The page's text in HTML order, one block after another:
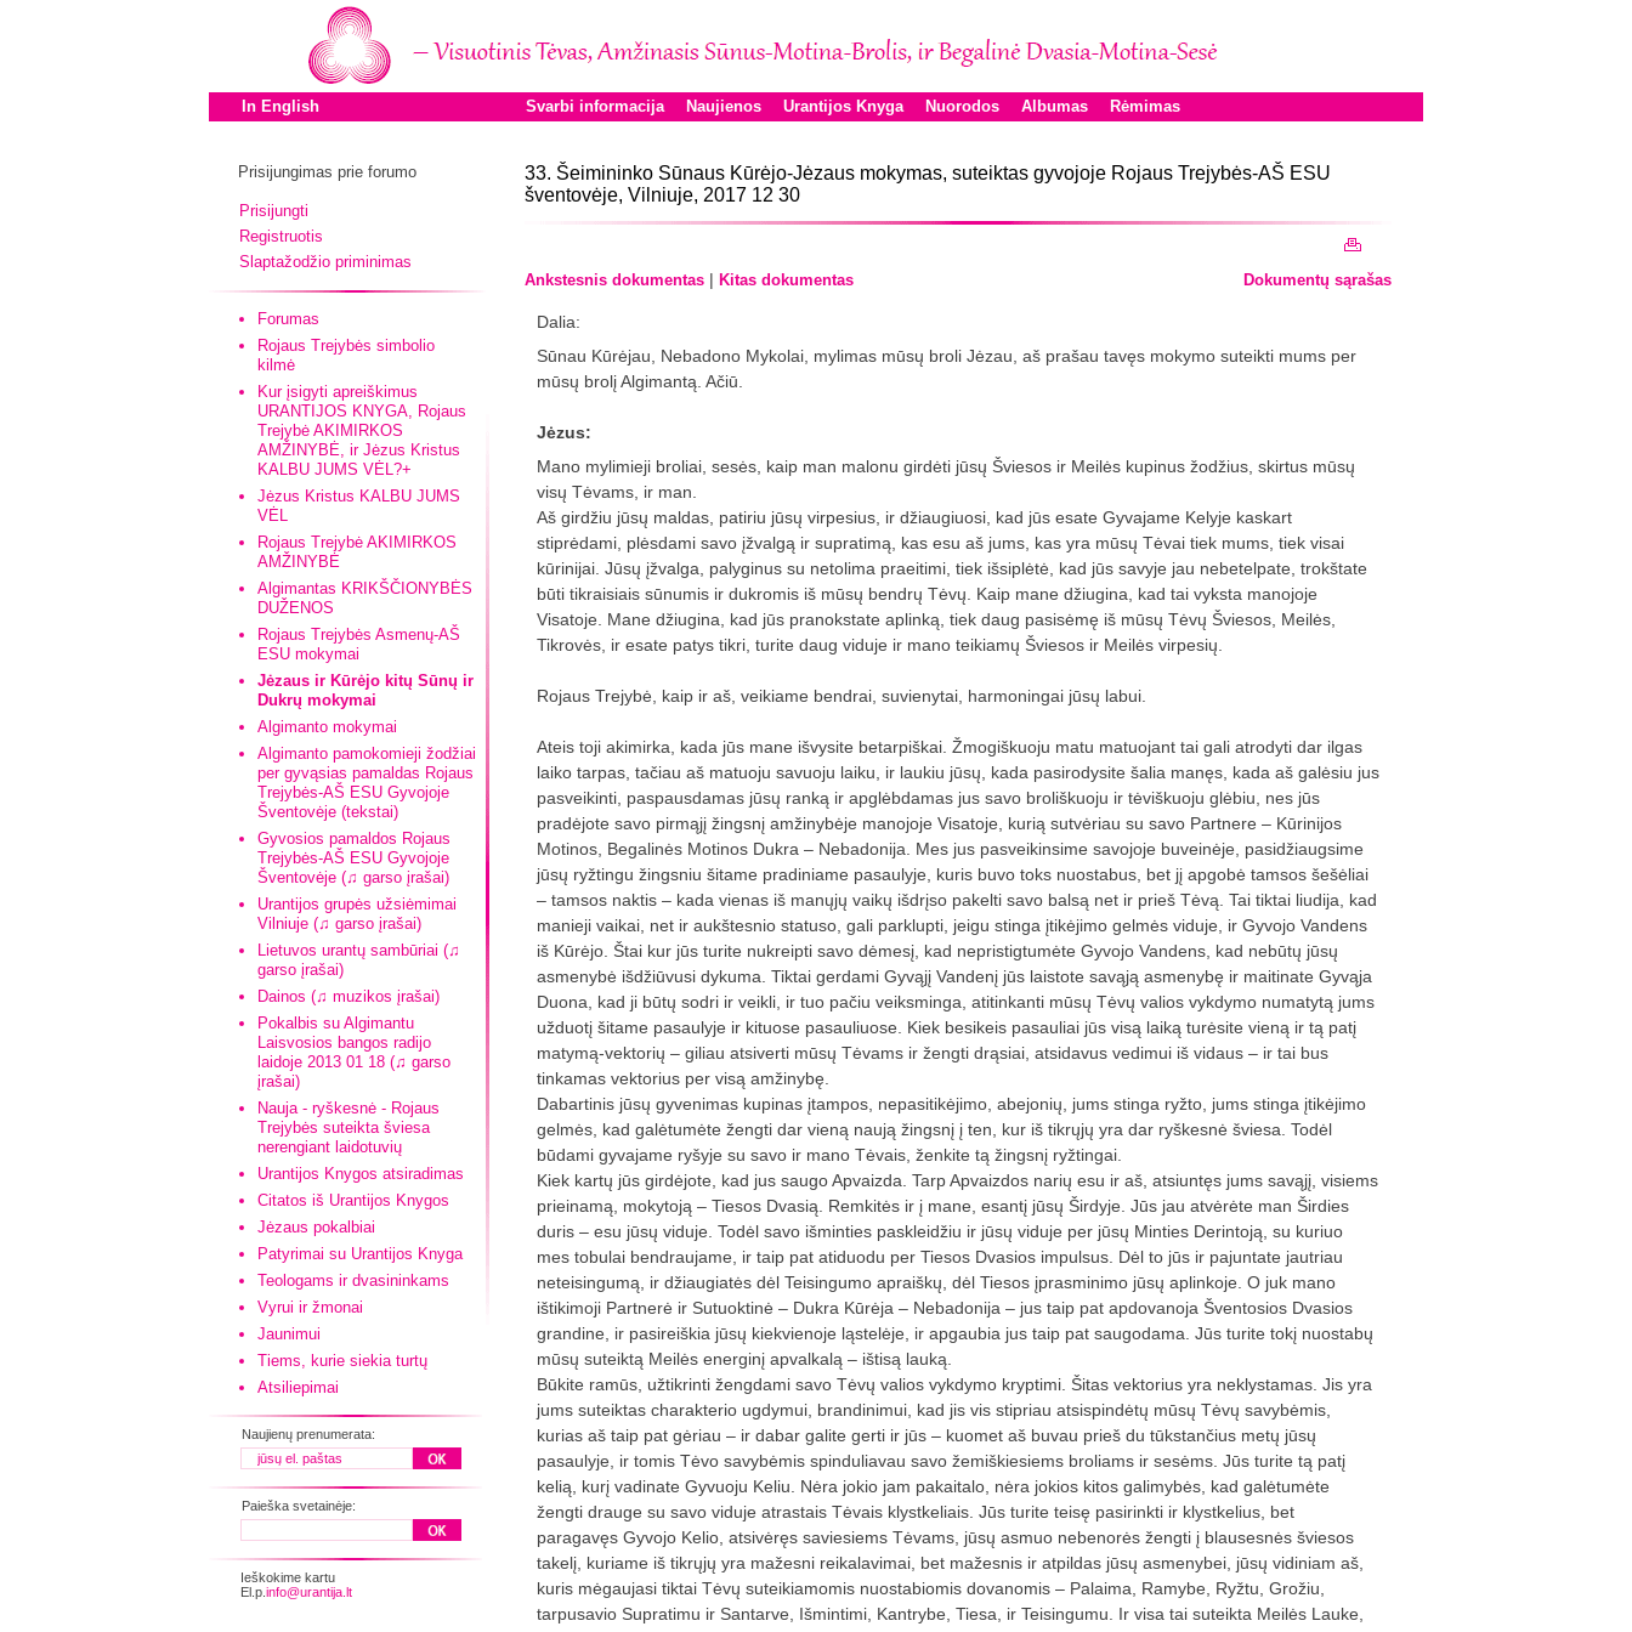
In English Svarbi informacija Naujienos Urantijos Knyga Nuorodos Albumas Rėmimas
Prisijungimas prie forumo
Prisijungti
Registruotis
Slaptažodžio priminimas
Forumas
Rojaus Trejybės simbolio
kilmė
Kur įsigyti apreiškimus
URANTIJOS KNYGA, Rojaus
Trejybė AKIMIRKOS
AMŽINYBĖ, ir Jėzus Kristus
KALBU JUMS VĖL?+
Jėzus Kristus KALBU JUMS
VĖL
Rojaus Trejybė AKIMIRKOS
AMŽINYBĖ
Algimantas KRIKŠČIONYBĖS
DUŽENOS
Rojaus Trejybės Asmenų-AŠ
ESU mokymai
Jėzaus ir Kūrėjo kitų Sūnų ir
Dukrų mokymai
Algimanto mokymai
Algimanto pamokomieji žodžiai
per gyvąsias pamaldas Rojaus
Trejybės-AŠ ESU Gyvojoje
Šventovėje (tekstai)
Gyvosios pamaldos Rojaus
Trejybės-AŠ ESU Gyvojoje
Šventovėje (♫ garso įrašai)
Urantijos grupės užsiėmimai
Vilniuje (♫ garso įrašai)
Lietuvos urantų sambūriai (♫
garso įrašai)
Dainos (♫ muzikos įrašai)
Pokalbis su Algimantu
Laisvosios bangos radijo
laidoje 2013 01 18 (♫ garso
įrašai)
Nauja - ryškesnė - Rojaus
Trejybės suteikta šviesa
nerengiant laidotuvių
Urantijos Knygos atsiradimas
Citatos iš Urantijos Knygos
Jėzaus pokalbiai
Patyrimai su Urantijos Knyga
Teologams ir dvasininkams
Vyrui ir žmonai
Jaunimui
Tiems, kurie siekia turtų
Atsiliepimai
Naujienų prenumerata:
Paieška svetainėje:
Ieškokime kartu
El.p. info@urantija.lt
33. Šeimininko Sūnaus Kūrėjo-Jėzaus mokymas, suteiktas gyvojoje Rojaus Trejybės-AŠ ESU
šventovėje, Vilniuje, 2017 12 30
Ankstesnis dokumentas | Kitas dokumentas Dokumentų sąrašas
Dalia:
Sūnau Kūrėjau, Nebadono Mykolai, mylimas mūsų broli Jėzau, aš prašau tavęs mokymo suteikti mums per
mūsų brolį Algimantą. Ačiū.
Jėzus:
Mano mylimieji broliai, sesės, kaip man malonu girdėti jūsų Šviesos ir Meilės kupinus žodžius, skirtus mūsų
visų Tėvams, ir man.
Aš girdžiu jūsų maldas, patiriu jūsų virpesius, ir džiaugiuosi, kad jūs esate Gyvajame Kelyje kaskart
stiprėdami, plėsdami savo įžvalgą ir supratimą, kas esu aš jums, kas yra mūsų Tėvai tiek mums, tiek visai
kūrinijai. Jūsų įžvalga, palyginus su netolima praeitimi, tiek išsiplėtė, kad jūs savyje jau nebetelpate, trokštate
būti tikraisiais sūnumis ir dukromis iš mūsų bendrų Tėvų. Kaip mane džiugina, kad tai vyksta manojoje
Visatoje. Mane džiugina, kad jūs pranokstate aplinką, tiek daug pasisėmę iš mūsų Tėvų Šviesos, Meilės,
Tikrovės, ir esate patys tikri, turite daug viduje ir mano teikiamų Šviesos ir Meilės virpesių.
Rojaus Trejybė, kaip ir aš, veikiame bendrai, suvienytai, harmoningai jūsų labui.
Ateis toji akimirka, kada jūs mane išvysite betarpiškai. Žmogiškuoju matu matuojant tai gali atrodyti dar ilgas
laiko tarpas, tačiau aš matuoju savuoju laiku, ir laukiu jūsų, kada pasirodysite šalia manęs, kada aš galėsiu jus
pasveikinti, paspausdamas jūsų ranką ir apglėbdamas jus savo broliškuoju ir tėviškuoju glėbiu, nes jūs
pradėjote savo pirmąjį žingsnį amžinybėje manojoje Visatoje, kurią sutvėriau su savo Partnere – Kūrinijos
Motinos, Begalinės Motinos Dukra – Nebadonija. Mes jus pasveikinsime savojoje buveinėje, pasidžiaugsime
jūsų ryžtingu žingsniu šitame pradiniame pasaulyje, kuris buvo toks nuostabus, bet jį apgobė tamsos šešėliai
– tamsos naktis – kada vienas iš manųjų vaikų išdrįso pakelti savo balsą net ir prieš Tėvą. Tai tiktai liudija, kad
manieji vaikai, net ir aukštesnio statuso, gali parklupti, jeigu stinga įtikėjimo gelmės viduje, ir Gyvojo Vandens
iš Kūrėjo. Štai kur jūs turite nukreipti savo dėmesį, kad nepristigtumėte Gyvojo Vandens, kad nebūtų jūsų
asmenybė išdžiūvusi dykuma. Tiktai gerdami Gyvąjį Vandenį jūs laistote savąją asmenybę ir maitinate Gyvąja
Duona, kad ji būtų sodri ir veikli, ir tuo pačiu veiksminga, atitinkanti mūsų Tėvų valios vykdymo numatytą jums
užduotį šitame pasaulyje ir kituose pasauliuose. Kiek besikeis pasauliai jūs visą laiką turėsite vieną ir tą patį
matymą-vektorių – giliau atsiverti mūsų Tėvams ir žengti drąsiai, atsidavus vedimui iš vidaus – ir tai bus
tinkamas vektorius per visą amžinybę.
Dabartinis jūsų gyvenimas kupinas įtampos, nepasitikėjimo, abejonių, jums stinga ryžto, jums stinga įtikėjimo
gelmės, kad galėtumėte žengti dar vieną naują žingsnį į ten, kur iš tikrųjų yra dar ryškesnė šviesa. Todėl
būdami gyvajame ryšyje su savo ir mano Tėvais, ženkite tą žingsnį ryžtingai.
Kiek kartų jūs girdėjote, kad jus saugo Apvaizda. Tarp Apvaizdos narių esu ir aš, atsiuntęs jums savąjį, visiems
prieinamą, mokytoją – Tiesos Dvasią. Remkitės ir į mane, esantį jūsų Širdyje. Jūs jau atvėrėte man Širdies
duris – esu jūsų viduje. Todėl savo išminties paskleidžiu ir jūsų viduje per jūsų Minties Derintoją, su kuriuo
mes tobulai bendraujame, ir taip pat atiduodu per Tiesos Dvasios impulsus. Dėl to jūs ir pajuntate jautriau
neteisingumą, ir džiaugiatės dėl Teisingumo apraiškų, dėl Tiesos įprasminimo jūsų aplinkoje. O juk mano
ištikimoji Partnerė ir Sutuoktinė – Dukra Kūrėja – Nebadonija – jus taip pat apdovanoja Šventosios Dvasios
grandine, ir pasireiškia jūsų kiekvienoje ląstelėje, ir apgaubia jus taip pat saugodama. Jūs turite tokį nuostabų
mūsų suteiktą Meilės energinį apvalkalą – ištisą lauką.
Būkite ramūs, užtikrinti žengdami savo Tėvų valios vykdymo kryptimi. Šitas vektorius yra neklystamas. Jis yra
jums suteiktas charakterio ugdymui, brandinimui, kad jis vis stipriau atsispindėtų mūsų Tėvų savybėmis,
kurias aš taip pat gėriau – ir dabar galite gerti ir jūs – kuomet aš buvau prieš du tūkstančius metų jūsų
pasaulyje, ir tomis Tėvo savybėmis spinduliavau savo žemiškiesiems broliams ir sesėms. Jūs turite tą patį
kelią, kurį vadinate Gyvuoju Keliu. Nėra jokio jam pakaitalo, nėra jokios kitos galimybės, kad galėtumėte
žengti drauge su savo viduje atrastais Tėvais klystkeliais. Jūs turite teisę pasirinkti ir klystkelius, bet
paragavęs Gyvojo Kelio, atsivėręs saviesiems Tėvams, jūsų asmuo nebenorės žengti į blausesnės šviesos
takelį, kuriame iš tikrųjų yra mažesni reikalavimai, bet mažesnis ir atpildas jūsų asmenybei, jūsų vidiniam aš,
kuris mėgaujasi tiktai Tėvų suteikiamomis nuostabiomis dovanomis – Palaima, Ramybe, Ryžtu, Grožiu,
tarpusavio Supratimu ir Santarve, Išmintimi, Kantrybe, Tiesa, ir Teisingumu. Ir visa tai suteikta Meilės Lauke,